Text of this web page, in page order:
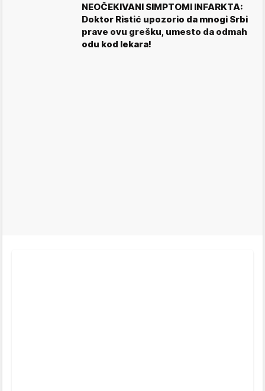
NEOČEKIVANI SIMPTOMI INFARKTA:
Doktor Ristić upozorio da mnogi Srbi
prave ovu grešku, umesto da odmah
odu kod lekara!